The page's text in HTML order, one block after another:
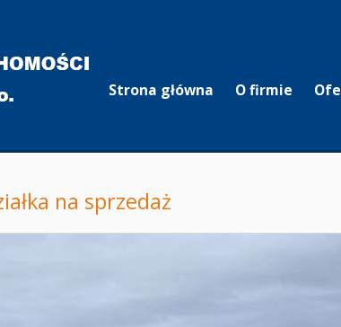
Strona główna O firmie
na sprzedaż